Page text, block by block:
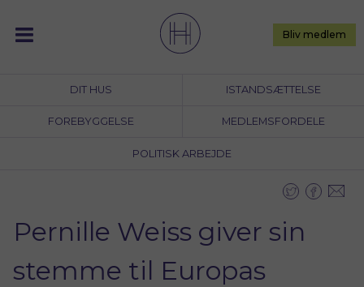
content
DIT HUS ISTANDSÆTTELSE
FOREBYGGELSE MEDLEMSFORDELE
POLITISK ARBEJDE
Bliv medlem
Pernille Weiss giver sin
stemme til Europas